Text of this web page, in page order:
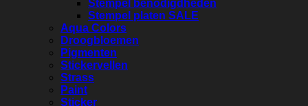
Stempel benodigdheden
Stempel platen SALE
Aqua Colors
Droogbloemen
Pigmenten
Stickervellen
Strass
Paint
Sticker